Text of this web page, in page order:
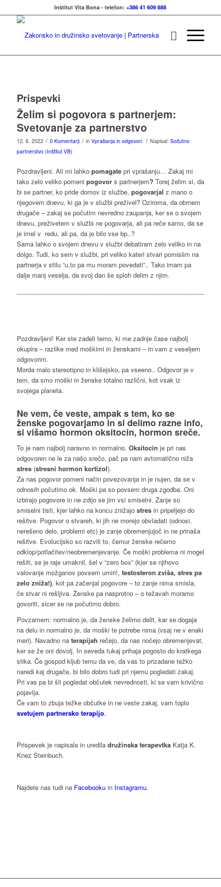
Inštitut Vita Bona - telefon:+386 41 609 888
Prispevki
Želim si pogovora s partnerjem:
Svetovanje za partnerstvo
12. 6. 2022 / 0 Komentarji / in Vprašanja in odgovori / Napisal: Sočutno
partnerstvo (Inštitut VB)
Pozdravljeni. Ali mi lahko pomagatepri vprašanju… Zakaj mi
tako zelo veliko pomeni pogovor s partnerjem? Torej želim si, da
bi se partner, ko pride domov iz službe, pogovarjal z mano o
njegovem dnevu, ki ga je v službi preživel? Oziroma, da obrnem
drugače – zakaj se počutim nevredno zaupanja, ker se o svojem
dnevu, preživetem v službi ne pogovarja, ali pa reče samo, da se
je imel v redu, ali pa, da je bilo vse bp..?
Sama lahko o svojem dnevu v službi debatiram zelo veliko in na
dolgo. Tudi, ko sem v službi, pri veliko kateri stvari pomislim na
partnerja v stilu “u,to pa mu moram povedati”.. Tako imam pa
dalje manj veselja, da svoj dan še sploh delim z njim.
Pozdravljeni! Ker ste zadeli temo, ki me zadnje čase najbolj
okupira – razlike med moškimi in ženskami – in vam z veseljem
odgovorim.
Morda malo stereotipno in klišejsko, pa vseeno.. Odgovor je v
tem, da smo moški in ženske totalno različni, kot vsak iz
svojega planeta.
Ne vem, če veste, ampak s tem, ko se
ženske pogovarjamoin si delimo razne info,
si višamo hormon oksitocin, hormon sreče.
To je nam najbolj naravno in normalno. Oksitocin je pri nas
odgovoren ne le za našo srečo, pač pa nam avtomatično niža
stres(stresni hormon kortizol).
Za nas pogovor pomeni način povezovanja in je nujen, da se v
odnosih počutimo ok. Moški pa so povsem druga zgodba. Oni
izbirajo pogovore in ne zdijo se jim vsi smiselni. Zanje so
smiselni tisti, kjer lahko na koncu znižajo stresin pripeljejo do
rešitve. Pogovor o stvareh, ki jih ne morejo obvladati (odnosi,
nerešeno delo, problemi etc) je zanje obremenjujoč in ne prinaša
rešitve. Evolucijsko so razvili to, čemur ženske rečemo
odklop/potlačitev/neobremenjevanje. Če moški problema ni mogel
rešiti, se je raje umaknil, šel v “zero box” (kjer se njihovo
valovanje možganov povsem umiri!, testosteron zviša, stres pa
zelo zniža!), kot pa začenjal pogovore – to zanje nima smisla,
če stvar ni rešljiva. Ženske pa nasprotno – o težavah moramo
govoriti, sicer se ne počutimo dobro.
Povzamem: normalno je, da ženske želimo delit, kar se dogaja
na delu in normalno je, da moški te potrebe nima (vsaj ne v enaki
meri). Navadno na terapijah rečejo, da nas nočejo obremenjevat,
ker se že oni dovolj. In seveda tukaj prihaja pogosto do kratkega
stika. Če gospod kljub temu da ve, da vas to prizadane težko
naredi kaj drugače, bi bilo dobro tudi pri njemu pogledati zakaj.
Pri vas pa bi šli pogledat občutek nevrednosti, ki se vam krivično
pojavlja.
Če vam to zbuja težke občutke in ne veste zakaj, vam toplo
svetujem partnersko terapijo.
Prispevek je napisala in uredila družinska terapevtkaKatja K.
Knez Steinbuch.
Najdete nas tudi na Facebookuin Instagramu.